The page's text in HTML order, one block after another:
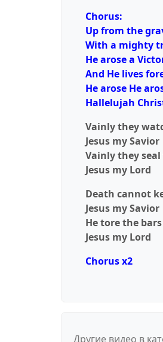
Chorus:
Up from the
With a mighty
He arose a
And He lives
He arose He
Hallelujah
Vainly they
Jesus my Savior
Vainly they seal
Jesus my Lord
Death cannot
Jesus my Savior
He tore the
Jesus my Lord
Chorus x2
Другие видео в